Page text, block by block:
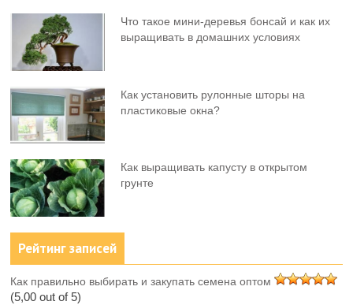
Что такое мини-деревья бонсай и как их
выращивать в домашних условиях
Как установить рулонные шторы на
пластиковые окна?
Как выращивать капусту в открытом
грунте
Рейтинг записей
Как правильно выбирать и закупать семена оптом
(5,00 out of 5)